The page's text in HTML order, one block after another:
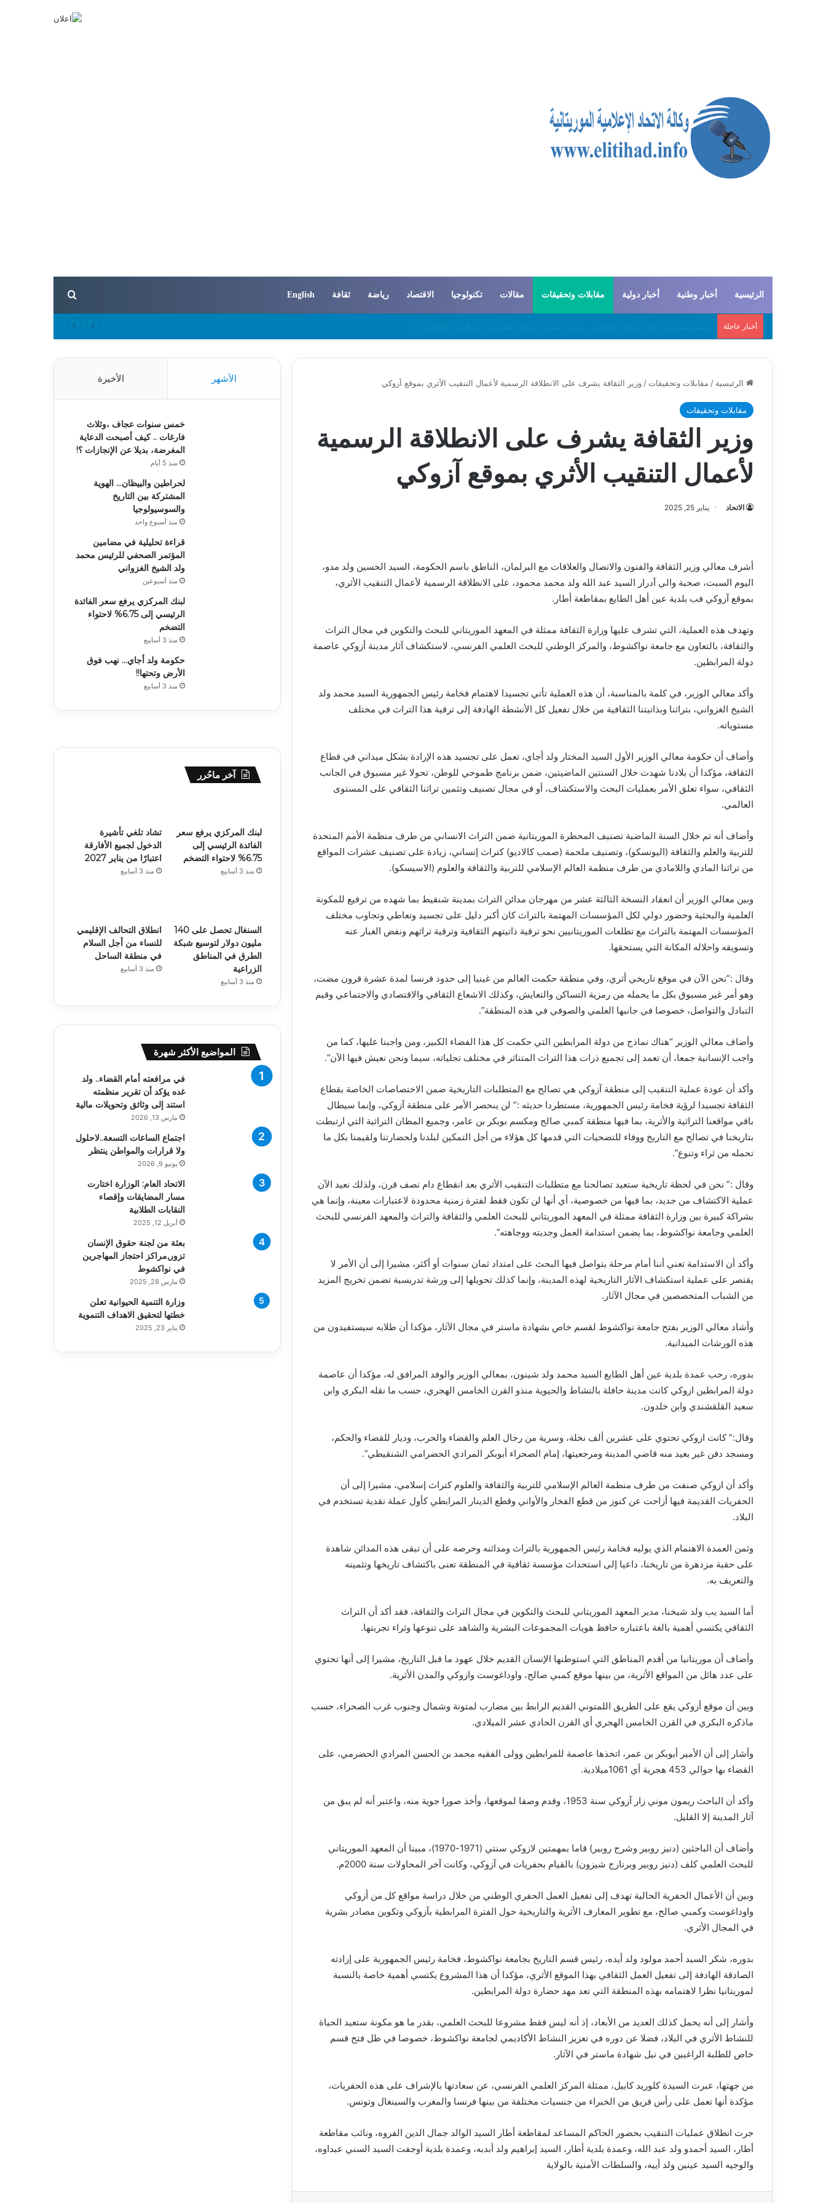
الرئيسية أخبار وطنية أخبار دولية مقابلات وتحقيقات مقالات تكنولوجيا الاقتصاد رياضة ثقافة English بحث عن
أخبار عاجلة
الرئيسية / مقابلات وتحقيقات / وزير الثقافة يشرف على الانطلاقة الرسمية لأعمال التنقيب الأثري بموقع آزوكي
مقابلات وتحقيقات
وزير الثقافة يشرف على الانطلاقة الرسمية
لأعمال التنقيب الأثري بموقع آزوكي
الاتحاد يناير 25, 2025
أشرف معالي وزير الثقافة والفنون والاتصال والعلاقات مع البرلمان، الناطق باسم الحكومة، السيد الحسين ولد مدو،
اليوم السبت، صحبة والي آدرار السيد عبد الله ولد محمد محمود، على الانطلاقة الرسمية لأعمال التنقيب الأثري،
بموقع آزوكي فب بلدية عين أهل الطايع بمقاطعة أطار.
وتهدف هذه العملية، التي تشرف عليها وزارة الثقافة ممثلة في المعهد الموريتاني للبحث والتكوين في مجال التراث
والثقافة، بالتعاون مع جامعة نواكشوط، والمركز الوطني للبحث العلمي الفرنسي، لاستكشاف آثار مدينة أزوكي عاصمة
دولة المرابطين.
وأكد معالي الوزير، في كلمة بالمناسبة، أن هذه العملية تأتي تجسيدا لاهتمام فخامة رئيس الجمهورية السيد محمد ولد
الشيخ الغزواني، بتراثنا وبذاتيتنا الثقافية من خلال تفعيل كل الأنشطة الهادفة إلى ترقية هذا التراث في مختلف
مستوياته.
وأضاف أن حكومة معالي الوزير الأول السيد المختار ولد أجاي، تعمل على تجسيد هذه الإرادة بشكل ميداني في قطاع
الثقافة، مؤكدا أن بلادنا شهدت خلال السنتين الماضيتين، ضمن برنامج طموحي للوطن، تحولا غير مسبوق في الجانب
الثقافي، سواء تعلق الأمر بعمليات البحث والاستكشاف، أو في مجال تصنيف وتثمين تراثنا الثقافي على المستوى
العالمي.
وأضاف أنه تم خلال السنة الماضية تصنيف المحظرة الموريتانية ضمن التراث الانساني من طرف منظمة الأمم المتحدة
للتربية والعلم والثقافة (اليونسكو)، وتصنيف ملحمة (صمب كالاديو) كتراث إنساني، زيادة على تصنيف عشرات المواقع
من تراثنا المادي واللامادي من طرف منظمة العالم الإسلامي للتربية والثقافة والعلوم (الاسيسكو).
وبين معالي الوزير أن انعقاد النسخة الثالثة عشر من مهرجان مدائن التراث بمدينة شنقيط بما شهده من ترفيع للمكونة
العلمية والبحثية وحضور دولي لكل المؤسسات المهتمة بالتراث كان أكبر دليل على تجسيد وتعاطي وتجاوب مختلف
المؤسسات المهتمة بالتراث مع تطلعات الموريتانيين نحو ترقية ذاتيتهم الثقافية وترقية تراثهم ونفض الغبار عنه
وتسويقه واحلاله المكانة التي يستحقها.
وقال :”نحن الآن في موقع تاريخي أثري، وفي منطقة حكمت العالم من غينيا إلى حدود فرنسا لمدة عشرة قرون مضت،
وهو أمر غير مسبوق بكل ما يحمله من رمزية التساكن والتعايش، وكذلك الاشعاع الثقافي والاقتصادي والاجتماعي وقيم
التبادل والتواصل، خصوصا في جانبها العلمي والصوفي في هذه المنطقة”.
وأضاف معالي الوزير “هناك نماذج من دولة المرابطين التي حكمت كل هذا الفضاء الكبير، ومن واجبنا عليها، كما من
واجب الإنسانية جمعا، أن تعمد إلى تجميع ذرات هذا التراث المتناثر في مختلف تجلياته، سيما ونحن نعيش فيها الآن”.
وأكد أن عودة عملية التنقيب إلى منطقة آزوكي هي تصالح مع المتطلبات التاريخية ضمن الاختصاصات الخاصة بقطاع
الثقافة تجسيدا لرؤية فخامة رئيس الجمهورية، مستطردا حديثه :” لن ينحصر الأمر على منطقة آزوكي، وإنما سيطال
باقي مواقعنا التراثية والأثرية، بما فيها منطقة كمبي صالح ومكسم بوبكر بن عامر، وجميع المظان التراثية التي ارتبطت
بتاريخنا في تصالح مع التاريخ ووفاء للتضحيات التي قدمها كل هؤلاء من أجل التمكين لبلدنا ولحضارتنا ولقيمنا بكل ما
تحمله من ثراء وتنوع”.
وقال :” نحن في لحظة تاريخية ستعيد تصالحنا مع متطلبات التنقيب الأثري بعد انقطاع دام نصف قرن، ولذلك نعيد الآن
عملية الاكتشاف من جديد، بما فيها من خصوصية، أي أنها لن تكون فقط لفترة زمنية محدودة لاعتبارات معينة، وإنما هي
بشراكة كبيرة بين وزارة الثقافة ممثلة في المعهد الموريتاني للبحث العلمي والثقافة والتراث والمعهد الفرنسي للبحث
العلمي وجامعة نواكشوط، بما يضمن استدامة العمل وجديته ووجاهته”.
وأكد أن الاستدامة تعني أننا أمام مرحلة يتواصل فيها البحث على امتداد ثمان سنوات أو أكثر، مشيرا إلى أن الأمر لا
يقتصر على عملية استكشاف الآثار التاريخية لهذه المدينة، وإنما كذلك تحويلها إلى ورشة تدريسية تضمن تخريج المزيد
من الشباب المتخصصين في مجال الآثار.
وأشاد معالي الوزير بفتح جامعة نواكشوط لقسم خاص بشهادة ماستر في مجال الآثار، مؤكدا أن طلابه سيستفيدون من
هذه الورشات الميدانية.
بدوره، رحب عمدة بلدية عين أهل الطايع السيد محمد ولد شينون، بمعالي الوزير والوفد المرافق له، مؤكدا أن عاصمة
دولة المرابطين ازوكي كانت مدينة حافلة بالنشاط والحيوية منذو القرن الخامس الهجري، حسب ما نقله البكري وابن
سعيد القلقشندي وابن خلدون.
وقال:” كانت ازوكي تحتوي على عشرين ألف نخلة، وسرية من رجال العلم والقضاء والحرب، وديار للقضاء والحكم،
ومسجد دفن غير بعيد منه قاضي المدينة ومرجعيتها، إمام الصحراء أبوبكر المرادي الحضرامي الشنقيطي”.
وأكد أن ازوكي صنفت من طرف منطمة العالم الإسلامي للتربية والثقافة والعلوم كتراث إسلامي، مشيرا إلى أن
الحفريات القديمة فيها أزاحت عن كنوز من قطع الفخار والأواني وقطع الدينار المرابطي كأول عملة نقدية تستخدم في
البلاد.
وثمن العمدة الاهتمام الذي يوليه فخامة رئيس الجمهورية بالتراث ومدائنه وحرصه على أن تبقى هذه المدائن شاهدة
على حقبة مزدهرة من تاريخنا، داعيا إلى استحداث مؤسسة ثقافية في المنطقة تعنى باكتشاف تاريخها وتثمينه
والتعريف به.
أما السيد يب ولد شيخنا، مدير المعهد الموريتاني للبحث والتكوين في مجال التراث والثقافة، فقد أكد أن التراث
الثقافي يكتسي أهمية بالغة باعتباره حافظ هويات المجموعات البشرية والشاهد على تنوعها وثراء تجربتها.
وأضاف أن موريتانيا من أقدم المناطق التي استوطنها الإنسان القديم خلال عهود ما قبل التاريخ، مشيرا إلى أنها تحتوي
على عدد هائل من المواقع الأثرية، من بينها موقع كمبي صالح، واوداغوست وازوكي والمدن الأثرية.
وبين أن موقع أزوكي يقع على الطريق اللمتوني القديم الرابط بين مضارب لمتونة وشمال وجنوب غرب الصحراء، حسب
ماذكره البكري في القرن الخامس الهجري أي القرن الحادي عشر الميلادي.
وأشار إلى أن الأمير أبوبكر بن عمر، اتخذها عاصمة للمرابطين وولى الفقيه محمد بن الحسن المرادي الحضرمي، على
القضاء بها حوالي 453 هجرية أي 1061ميلادية.
وأكد أن الباحث ريمون موني زار آزوكي سنة 1953، وقدم وصفا لموقعها، وأخذ صورا جوية منه، واعتبر أنه لم يبق من
آثار المدينة إلا القليل.
وأضاف أن الباحثين (دنيز روبير وشرج روبير) قاما بمهمتين لازوكي سنتي (1971-1970)، مبينا أن المعهد الموريتاني
للبحث العلمي كلف (دنيز روبير وبرنارج شيزون) بالقيام بحفريات في آزوكي، وكانت آخر المحاولات سنة 2000م.
وبين أن الأعمال الحفرية الحالية تهدف إلى تفعيل العمل الحفري الوطني من خلال دراسة مواقع كل من أزوكي
واوداغوست وكمبي صالح، مع تطوير المعارف الأثرية والتاريخية حول الفترة المرابطية بآزوكي وتكوين مصادر بشرية
في المجال الأثري.
بدوره، شكر السيد أحمد مولود ولد أيده، رئيس قسم التاريخ بجامعة نواكشوط، فخامة رئيس الجمهورية على إرادته
الصادقة الهادفة إلى تفعيل العمل الثقافي بهذا الموقع الأثري، مؤكدا أن هذا المشروع يكتسي أهمية خاصة بالنسبة
لموريتانيا نظرا لاهتمامه بهذه المنطقة التي تعد مهد حضارة دولة المرابطين.
وأشار إلى أنه يحمل كذلك العديد من الأبعاد، إذ أنه ليس فقط مشروعا للبحث العلمي، بقدر ما هو مكونة ستعيد الحياة
للنشاط الأثري في البلاد، فضلا عن دوره في تعزيز النشاط الأكاديمي لجامعة نواكشوط، خصوصا في ظل فتح قسم
خاص للطلبة الراغبين في نيل شهادة ماستر في الآثار.
من جهتها، عبرت السيدة كلوريد كابيل، ممثلة المركز العلمي الفرنسي، عن سعادتها بالإشراف على هذه الحفريات،
مؤكدة أنها تعمل على رأس فريق من الخبراء من جنسيات مختلفة من بينها فرنسا والمغرب والسينغال وتونس.
جرت انطلاق عمليات التنقيب بحضور الحاكم المساعد لمقاطعة أطار السيد الوالد جمال الدين الفروه، ونائب مقاطعة
أطار، السيد أحمدو ولد عبد الله، وعمدة بلدية أطار، السيد إبراهيم ولد أبدبه، وعمدة بلدية أوجفت السيد السني عبداوه،
والوجيه السيد عينين ولد أييه، والسلطات الأمنية بالولاية
الأشهر الأخيرة
خمس سنوات عجاف ،وثلاث
فارغات .. كيف أصبحت الدعاية
المغرضة، بديلا عن الإنجازات ؟!
منذ 5 أيام
لحراطين والبيظان… الهوية
المشتركة بين التاريخ
والسوسيولوجيا
منذ أسبوع واحد
قراءة تحليلية في مضامين
المؤتمر الصحفي للرئيس محمد
ولد الشيخ الغزواني
منذ أسبوعين
لبنك المركزي يرفع سعر الفائدة
الرئيسي إلى 6.75% لاحتواء
التضخم
منذ 3 أسابيع
حكومة ولد أجاي… نهب فوق
الأرض وتحتها!!
منذ 3 أسابيع
آخر ماحُرر
لبنك المركزي يرفع سعر
الفائدة الرئيسي إلى
6.75% لاحتواء التضخم
منذ 3 أسابيع
تشاد تلغي تأشيرة
الدخول لجميع الأفارقة
اعتبارًا من يناير 2027
منذ 3 أسابيع
السنغال تحصل على 140
مليون دولار لتوسيع شبكة
الطرق في المناطق
الزراعية
منذ 3 أسابيع
انطلاق التحالف الإقليمي
للنساء من أجل السلام
في منطقة الساحل
منذ 3 أسابيع
المواضيع الأكثر شهرة
في مرافعته أمام القضاء.. ولد
غده يؤكد أن تقرير منظمته
استند إلى وثائق وتحويلات مالية
مارس 13, 2026
اجتماع الساعات التسعة..لاحلول
ولا قرارات والمواطن ينتظر
يونيو 9, 2026
الاتحاد العام: الوزارة اختارت
مسار المضايقات وإقصاء
النقابات الطلابية
أبريل 12, 2025
بعثة من لجنة حقوق الإنسان
تزور,مراكز احتجاز المهاجرين
في نواكشوط
مارس 28, 2025
وزارة التنمية الحيوانية تعلن
خطتها لتحقيق الاهداف التنموية
يناير 23, 2025